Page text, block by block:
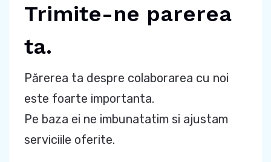
Trimite-ne parerea
ta.
Părerea ta despre colaborarea cu noi
este foarte importanta.
Pe baza ei ne imbunatatim si ajustam
serviciile oferite.